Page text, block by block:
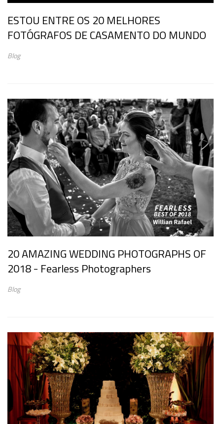
ESTOU ENTRE OS 20 MELHORES
FOTÓGRAFOS DE CASAMENTO DO MUNDO
Blog
20 AMAZING WEDDING PHOTOGRAPHS OF
2018 - Fearless Photographers
Blog